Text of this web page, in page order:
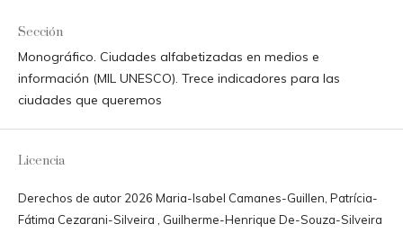
Sección
Monográfico. Ciudades alfabetizadas en medios e
información (MIL UNESCO). Trece indicadores para las
ciudades que queremos
Licencia
Derechos de autor 2026 Maria-Isabel Camanes-Guillen, Patrícia-
Fátima Cezarani-Silveira , Guilherme-Henrique De-Souza-Silveira